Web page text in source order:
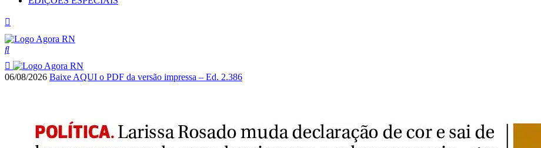
06/08/2026 Baixe AQUI o PDF da versão impressa – Ed. 2.386